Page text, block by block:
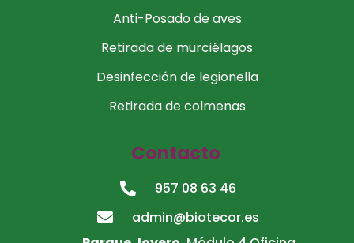
Anti-Posado de aves
Retirada de murciélagos
Desinfección de legionella
Retirada de colmenas
Contacto
957 08 63 46
admin@biotecor.es